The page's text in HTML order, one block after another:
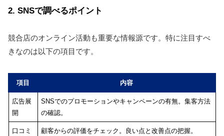
2. SNSで調べるポイント
競合店のオンライン活動も重要な情報源です。特に注目すべ
きなのは以下の項目です。
項目 内容
広告展
開
SNSでのプロモーションやキャンペーンの有無。集客方法
の確認。
口コミ 顧客からの評価をチェック。良い点と改善点の把握。